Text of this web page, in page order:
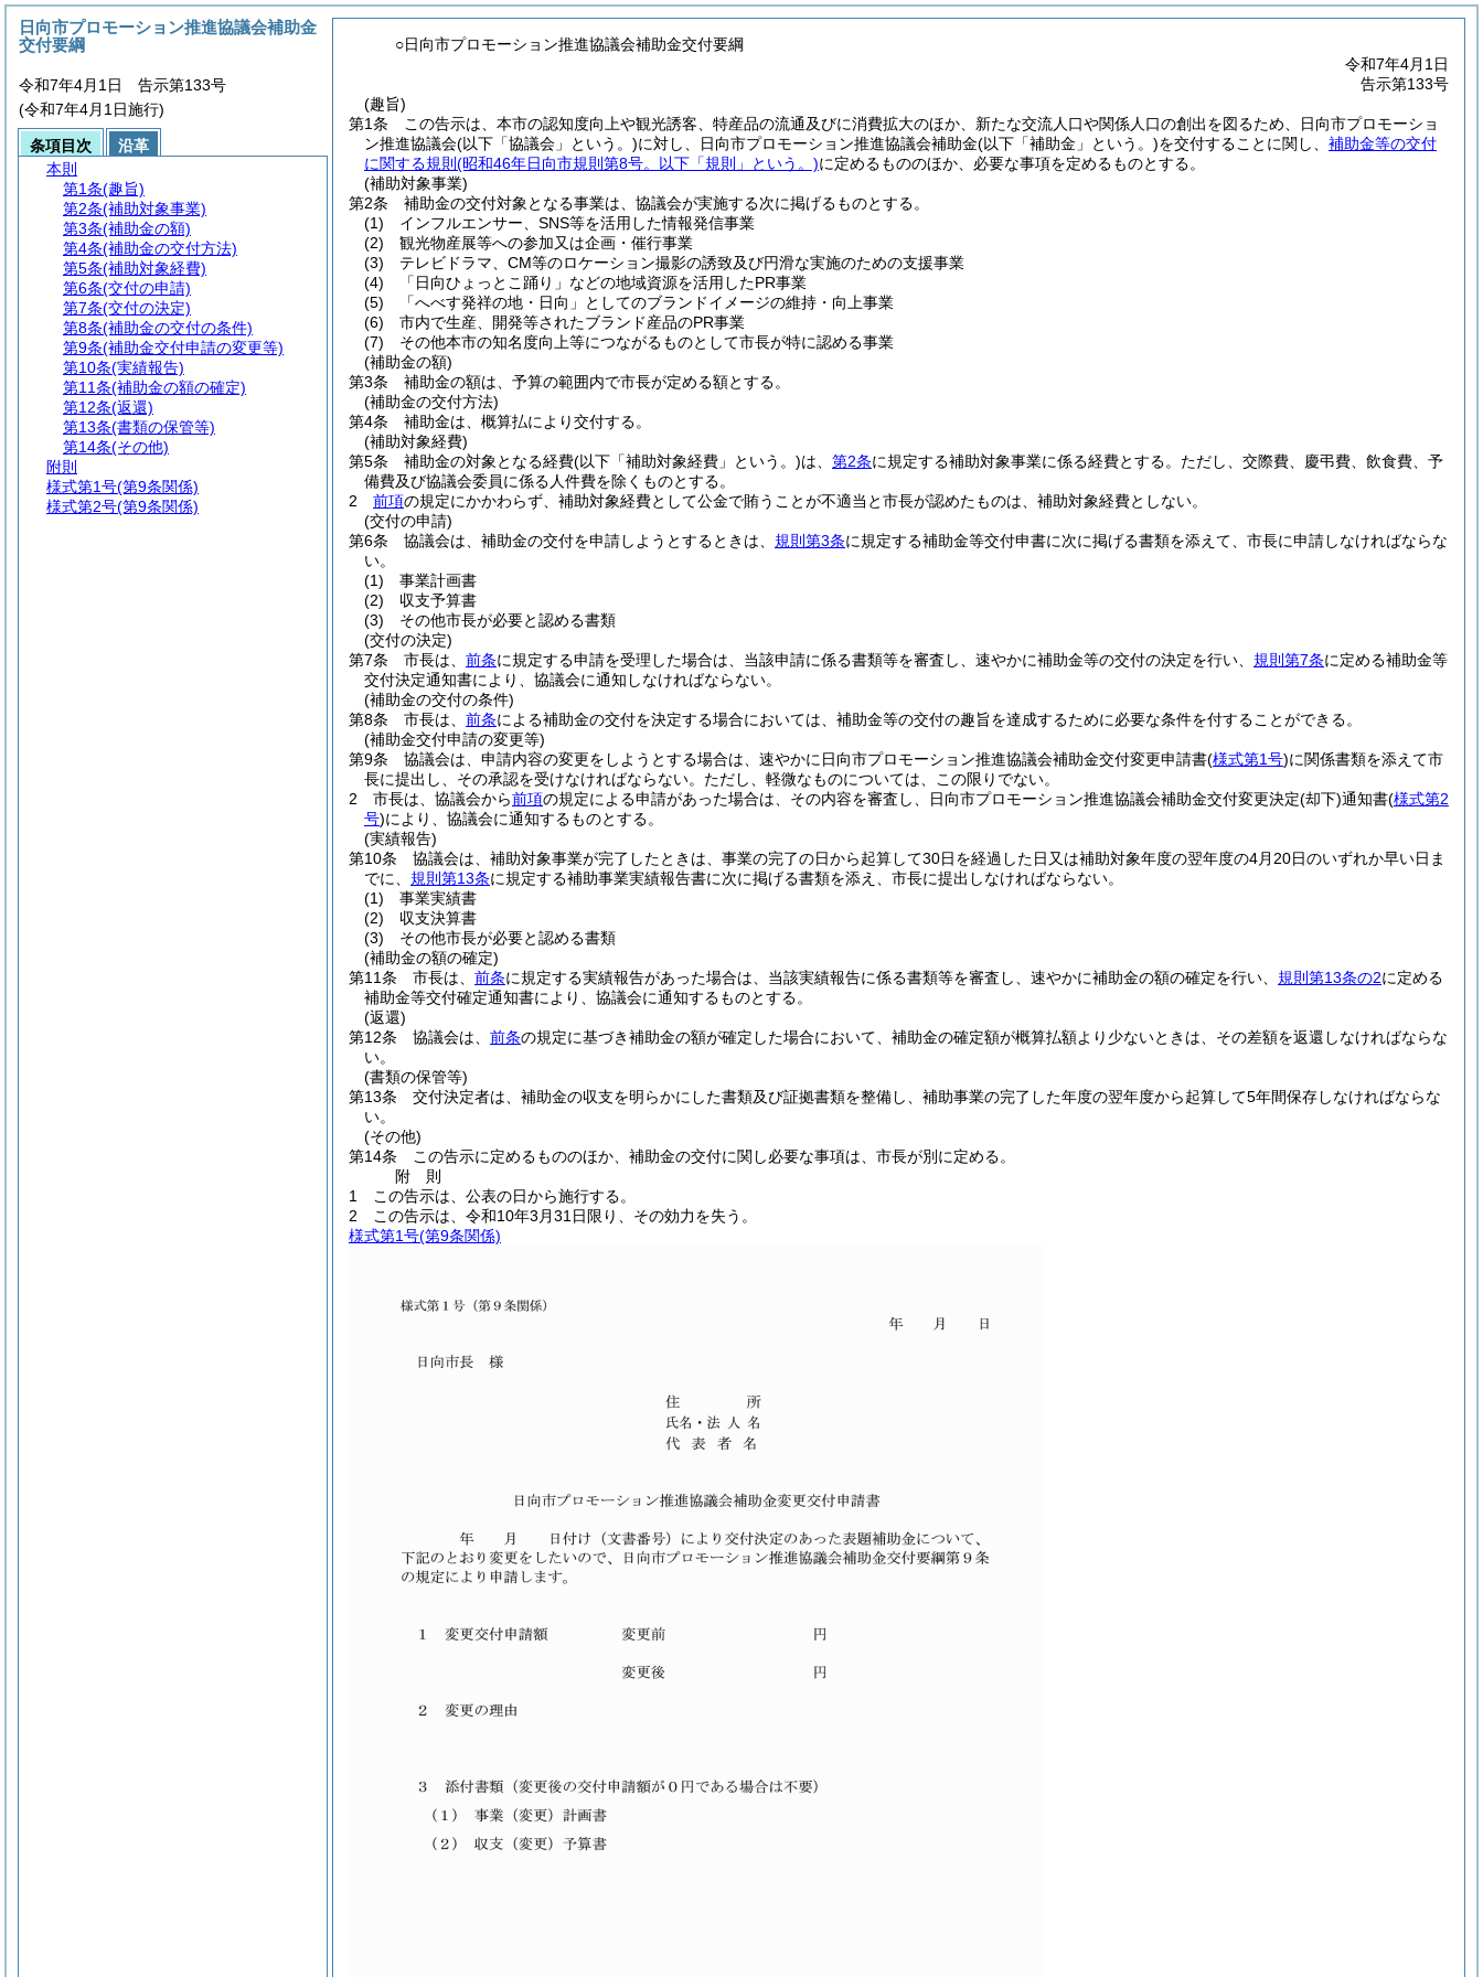
○日向市プロモーション推進協議会補助金交付要綱
令和7年4月1日
告示第133号
(趣旨)
第1条
この告示は、本市の認知度向上や観光誘客、特産品の流通及びに消費拡大のほか、新たな交流人口や関係人口の創出を図るため、日向市プロモーショ
ン推進協議会(以下「協議会」という。)に対し、日向市プロモーション推進協議会補助金(以下「補助金」という。)を交付することに関し、 補助金等の交付
に関する規則 (昭和46年日向市規則第8号。以下「規則」という。)に定めるもののほか、必要な事項を定めるものとする。
(補助対象事業)
第2条
補助金の交付対象となる事業は、協議会が実施する次に掲げるものとする。
(1)
インフルエンサー、SNS等を活用した情報発信事業
(2)
観光物産展等への参加又は企画・催行事業
(3)
テレビドラマ、CM等のロケーション撮影の誘致及び円滑な実施のための支援事業
(4)
「日向ひょっとこ踊り」などの地域資源を活用したPR事業
(5)
「へべす発祥の地・日向」としてのブランドイメージの維持・向上事業
(6)
市内で生産、開発等されたブランド産品のPR事業
(7)
その他本市の知名度向上等につながるものとして市長が特に認める事業
(補助金の額)
第3条
補助金の額は、予算の範囲内で市長が定める額とする。
(補助金の交付方法)
第4条
補助金は、概算払により交付する。
(補助対象経費)
第5条
補助金の対象となる経費(以下「補助対象経費」という。)は、 第2条に規定する補助対象事業に係る経費とする。 ただし、交際費、慶弔費、飲食費、予
備費及び協議会委員に係る人件費を除くものとする。
2
前項の規定にかかわらず、補助対象経費として公金で賄うことが不適当と市長が認めたものは、補助対象経費としない。
(交付の申請)
第6条
協議会は、補助金の交付を申請しようとするときは、 規則第3条に規定する補助金等交付申書に次に掲げる書類を添えて、市長に申請しなければならな
い。
(1)
事業計画書
(2)
収支予算書
(3)
その他市長が必要と認める書類
(交付の決定)
第7条
市長は、 前条に規定する申請を受理した場合は、当該申請に係る書類等を審査し、速やかに補助金等の交付の決定を行い、 規則第7条に定める補助金等
交付決定通知書により、協議会に通知しなければならない。
(補助金の交付の条件)
第8条
市長は、 前条による補助金の交付を決定する場合においては、補助金等の交付の趣旨を達成するために必要な条件を付することができる。
(補助金交付申請の変更等)
第9条
協議会は、申請内容の変更をしようとする場合は、速やかに日向市プロモーション推進協議会補助金交付変更申請書(様式第1号)に関係書類を添えて市
長に提出し、その承認を受けなければならない。 ただし、軽微なものについては、この限りでない。
2
市長は、協議会から前項の規定による申請があった場合は、その内容を審査し、日向市プロモーション推進協議会補助金交付変更決定(却下)通知書(様式第2
号)により、協議会に通知するものとする。
(実績報告)
第10条
協議会は、補助対象事業が完了したときは、事業の完了の日から起算して30日を経過した日又は補助対象年度の翌年度の4月20日のいずれか早い日ま
でに、 規則第13条に規定する補助事業実績報告書に次に掲げる書類を添え、市長に提出しなければならない。
(1)
事業実績書
(2)
収支決算書
(3)
その他市長が必要と認める書類
(補助金の額の確定)
第11条
市長は、 前条に規定する実績報告があった場合は、当該実績報告に係る書類等を審査し、速やかに補助金の額の確定を行い、 規則第13条の2に定める
補助金等交付確定通知書により、協議会に通知するものとする。
(返還)
第12条
協議会は、 前条の規定に基づき補助金の額が確定した場合において、補助金の確定額が概算払額より少ないときは、その差額を返還しなければならな
い。
(書類の保管等)
第13条
交付決定者は、補助金の収支を明らかにした書類及び証拠書類を整備し、補助事業の完了した年度の翌年度から起算して5年間保存しなければならな
い。
(その他)
第14条
この告示に定めるもののほか、補助金の交付に関し必要な事項は、市長が別に定める。
附 則
1
この告示は、公表の日から施行する。
2
この告示は、令和10年3月31日限り、その効力を失う。
様式第1号(第9条関係)
日向市プロモーション推進協議会補助金
交付要綱
令和7年4月1日 告示第133号
(令和7年4月1日施行)
条項目次
沿革
本則
第1条(趣旨)
第2条(補助対象事業)
第3条(補助金の額)
第4条(補助金の交付方法)
第5条(補助対象経費)
第6条(交付の申請)
第7条(交付の決定)
第8条(補助金の交付の条件)
第9条(補助金交付申請の変更等)
第10条(実績報告)
第11条(補助金の額の確定)
第12条(返還)
第13条(書類の保管等)
第14条(その他)
附則
様式第1号(第9条関係)
様式第2号(第9条関係)